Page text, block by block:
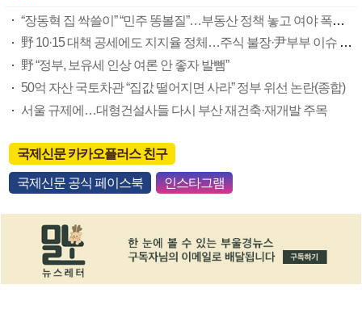
“장동혁 집 싹쓸이” “민주 똥볼질”…부동산 정책 놓고 여야 폭로전만
野 10·15 대책 공세에도 지지율 정체…주식 불장·尹부부 이슈 요인
野 “정부, 보유세 인상 여론 안 좋자 발뺌”
50억 자산 국토차관 “집값 떨어지면 사라” 정부 위선 논란(종합)
서울 규제에…대형건설사들 다시 부산 재건축·재개발 주목
국제신문 카카오플러스 친구
국제신문 공식 페이스북 인스타그램